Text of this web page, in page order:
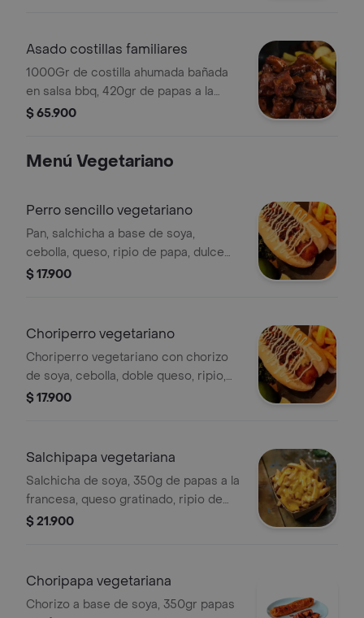
Asado costillas familiares
1000Gr de costilla ahumada bañada
en salsa bbq, 420gr de papas a la
francesa, 400gr de yuca y 300gr de
$ 65.900
Menú Vegetariano
Perro sencillo vegetariano
Pan, salchicha a base de soya,
cebolla, queso, ripio de papa, dulce
de piña y salsa rosada y salsa de la
$ 17.900
Choriperro vegetariano
Choriperro vegetariano con chorizo
de soya, cebolla, doble queso, ripio,
piña dulce, salsa rosada y salsa de la
$ 17.900
Salchipapa vegetariana
Salchicha de soya, 350g de papas a la
francesa, queso gratinado, ripio de
papa, salsa tártara y rosada.
$ 21.900
Choripapa vegetariana
Chorizo a base de soya, 350gr papas